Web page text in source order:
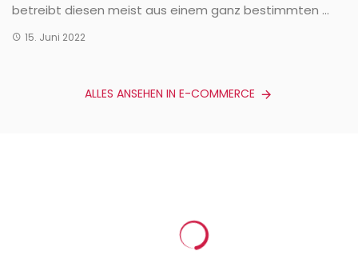
betreibt diesen meist aus einem ganz bestimmten ...
15. Juni 2022
ALLES ANSEHEN IN E-COMMERCE